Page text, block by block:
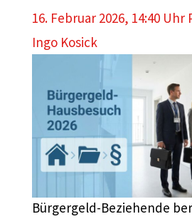
16. Februar 2026, 14:40 Uhr
Ingo Kosick
Bürgergeld-Beziehende